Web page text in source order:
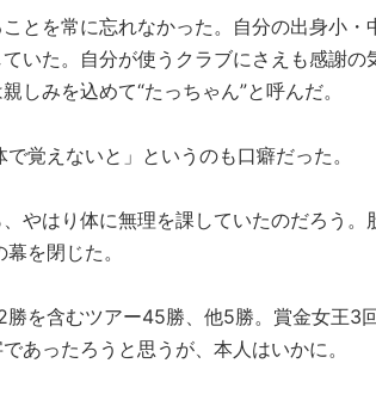
とを常に忘れなかった。自分の出身小・
いた。自分が使うクラブにさえも感謝の
しみを込めて“たっちゃん”と呼んだ。
覚えないと」というのも口癖だった。
やはり体に無理を課していたのだろう。
を閉じた。
を含むツアー45勝、他5勝。賞金女王3
あったろうと思うが、本人はいかに。